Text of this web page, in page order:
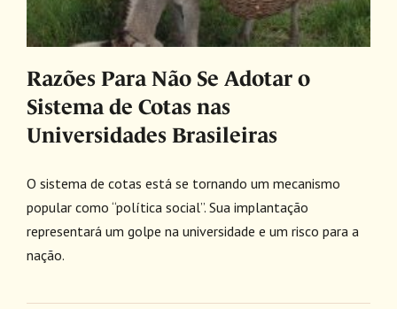
Razões Para Não Se Adotar o
Sistema de Cotas nas
Universidades Brasileiras
O sistema de cotas está se tornando um mecanismo
popular como “política social”. Sua implantação
representará um golpe na universidade e um risco para a
nação.